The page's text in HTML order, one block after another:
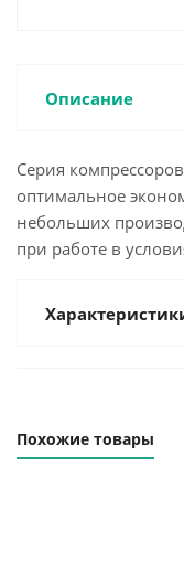
Описание
Серия
оптимальное
небольших
при работе в
Похожие товары